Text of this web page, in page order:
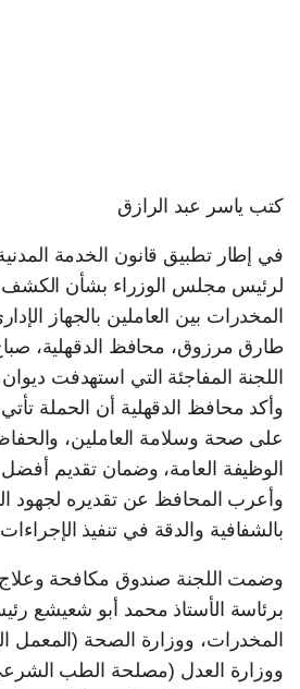
كتب ياسر عبد الرازق
في إطار تطبيق قانون الخدمة المدنية
لرئيس مجلس الوزراء بشأن
المخدرات بين العاملين بالجهاز
طارق مرزوق، محافظ الدقهلية،
اللجنة المفاجئة التي استهدفت
وأكد محافظ الدقهلية أن الحملة
على صحة وسلامة العاملين،
الوظيفة العامة، وضمان تقديم
وأعرب المحافظ عن تقديره لجهود
بالشفافية والدقة في تنفيذ
وضمت اللجنة صندوق مكافحة وعلاج
برئاسة الأستاذ محمد أبو شعيشع
المخدرات، ووزارة الصحة (المعمل
ووزارة العدل (مصلحة الطب